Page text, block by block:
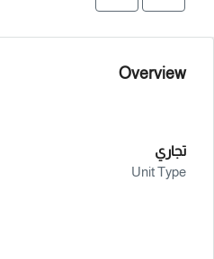
Overview
تجاري
Unit Type